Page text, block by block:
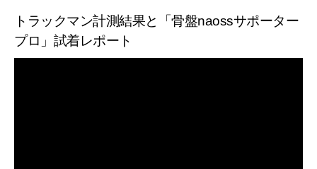
トラックマン計測結果と「骨盤naossサポーター
プロ」試着レポート